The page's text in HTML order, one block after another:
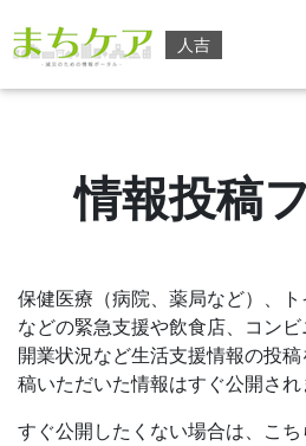
人吉
情報投稿
保健医療（病院、薬局など）、
などの緊急支援や飲食店、コン
開業状況など生活支援情報の投
稿いただいた情報はすぐ公開され
すぐ公開したくない場合は、こち